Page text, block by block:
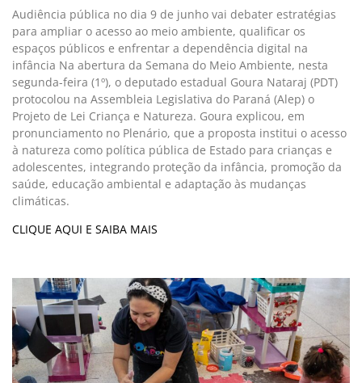
Audiência pública no dia 9 de junho vai debater estratégias
para ampliar o acesso ao meio ambiente, qualificar os
espaços públicos e enfrentar a dependência digital na
infância Na abertura da Semana do Meio Ambiente, nesta
segunda-feira (1º), o deputado estadual Goura Nataraj (PDT)
protocolou na Assembleia Legislativa do Paraná (Alep) o
Projeto de Lei Criança e Natureza. Goura explicou, em
pronunciamento no Plenário, que a proposta institui o acesso
à natureza como política pública de Estado para crianças e
adolescentes, integrando proteção da infância, promoção da
saúde, educação ambiental e adaptação às mudanças
climáticas.
CLIQUE AQUI E SAIBA MAIS